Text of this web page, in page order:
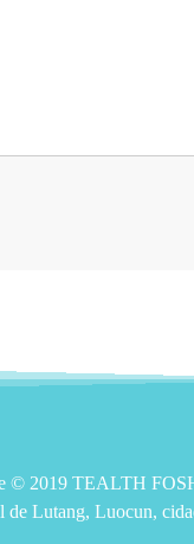
© 2019 TEALTH
Lutang, Luocun,